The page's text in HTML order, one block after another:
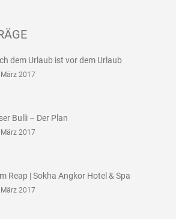
dem Urlaub ist vor dem Urlaub
2017
Bulli – Der Plan
2017
Reap | Sokha Angkor Hotel & Spa
2017